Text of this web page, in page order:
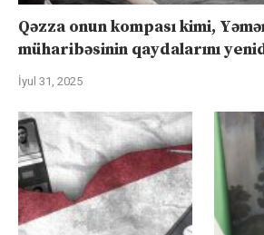
Qəzza onun kompası kimi,
müharibəsinin qaydalarını
İyul 31, 2025